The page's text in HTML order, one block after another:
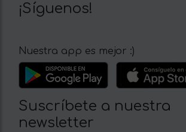
¡Síguenos!
Nuestra app es mejor :)
Suscríbete a nuestra
newsletter